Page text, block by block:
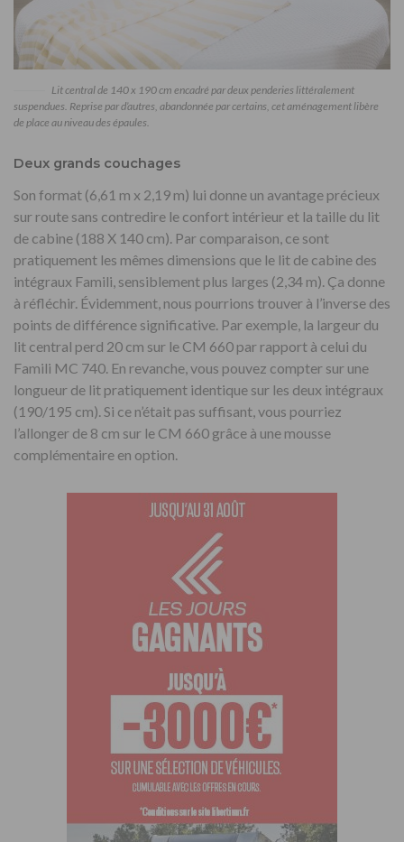
Lit central de 140 x 190 cm encadré par deux penderies littéralement
suspendues. Reprise par d’autres, abandonnée par certains, cet aménagement libère
de place au niveau des épaules.
Deux grands couchages
Son format (6,61 m x 2,19 m) lui donne un avantage précieux
sur route sans contredire le confort intérieur et la taille du lit
de cabine (188 X 140 cm). Par comparaison, ce sont
pratiquement les mêmes dimensions que le lit de cabine des
intégraux Famili, sensiblement plus larges (2,34 m). Ça donne
à réfléchir. Évidemment, nous pourrions trouver à l’inverse des
points de différence significative. Par exemple, la largeur du
lit central perd 20 cm sur le CM 660 par rapport à celui du
Famili MC 740. En revanche, vous pouvez compter sur une
longueur de lit pratiquement identique sur les deux intégraux
(190/195 cm). Si ce n’était pas suffisant, vous pourriez
l’allonger de 8 cm sur le CM 660 grâce à une mousse
complémentaire en option.